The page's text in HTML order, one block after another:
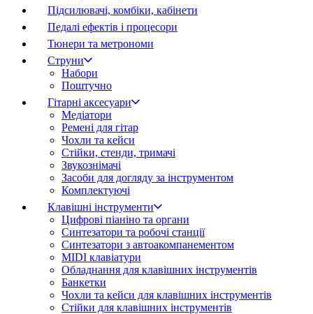
Підсилювачі, комбіки, кабінети
Педалі ефектів і процесори
Тюнери та метрономи
Струни
Набори
Поштучно
Гітарні аксесуари
Медіатори
Ремені для гітар
Чохли та кейси
Стійки, стенди, тримачі
Звукознімачі
Засоби для догляду за інструментом
Комплектуючі
Клавішні інструменти
Цифрові піаніно та органи
Синтезатори та робочі станції
Синтезатори з автоакомпанементом
MIDI клавіатури
Обладнання для клавішних інструментів
Банкетки
Чохли та кейси для клавішних інструментів
Стійки для клавішних інструментів